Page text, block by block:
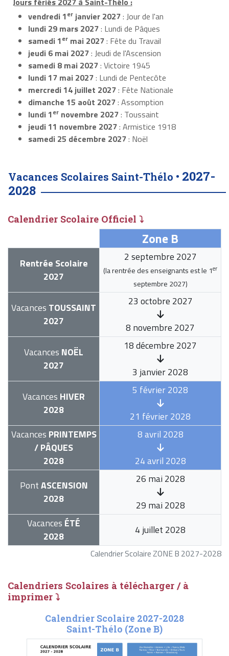
vendredi 1er janvier 2027: Jour de l'an
lundi 29 mars 2027: Lundi de Pâques
samedi 1er mai 2027: Fête du Travail
jeudi 6 mai 2027: Jeudi de l'Ascension
samedi 8 mai 2027: Victoire 1945
lundi 17 mai 2027: Lundi de Pentecôte
mercredi 14 juillet 2027: Fête Nationale
dimanche 15 août 2027: Assomption
lundi 1er novembre 2027: Toussaint
jeudi 11 novembre 2027: Armistice 1918
samedi 25 décembre 2027: Noël
Vacances Scolaires Saint-Thélo • 2027-
2028
Calendrier Scolaire Officiel ⤵
Calendrier Scolaire ZONE B 2027-2028
Zone B
Rentrée Scolaire
2027
2 septembre 2027
(la rentrée des enseignants est le 1er
septembre 2027)
Vacances TOUSSAINT
2027
23 octobre 2027
8 novembre 2027
Vacances NOËL
2027
18 décembre 2027
3 janvier 2028
Vacances HIVER
2028
5 février 2028
21 février 2028
Vacances PRINTEMPS
/ PÂQUES
2028
8 avril 2028
24 avril 2028
PontASCENSION
2028
26 mai 2028
29 mai 2028
Vacances ÉTÉ
2028
4 juillet 2028
Calendriers Scolaires à télécharger / à
imprimer ⤵
Calendrier Scolaire 2027-2028
Saint-Thélo (Zone B)